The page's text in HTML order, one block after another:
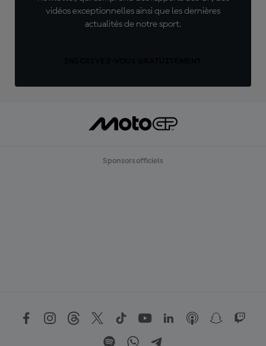
vidéos exceptionnelles ainsi que les dernières
actualités de notre sport.
Sponsors officiels